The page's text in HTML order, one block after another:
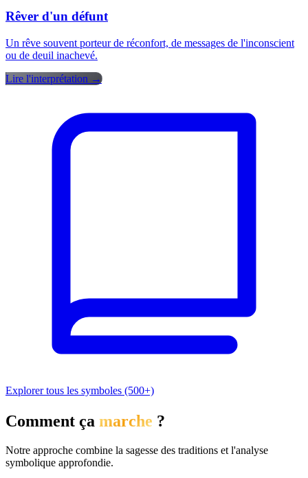
Rêver d'un défunt
Un rêve souvent porteur de réconfort, de messages de l'inconscient
ou de deuil inachevé.
Lire l'interprétation →
Explorer tous les symboles (500+)
Comment ça marche ?
Notre approche combine la sagesse des traditions et l'analyse
symbolique approfondie.